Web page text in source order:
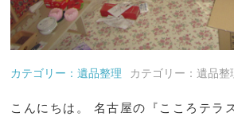
カテゴリー：遺品整理 カテゴリー：遺品整
こんにちは。 名古屋の『こころテラ